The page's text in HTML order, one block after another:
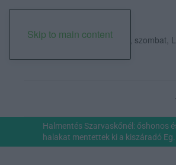
Skip to main content
2026. augusztus 08., szombat,
Halmentés Szarvaskőnél: őshonos
halakat mentettek ki a kiszáradó Eg...